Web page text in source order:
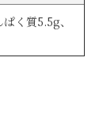
く質5.5g、